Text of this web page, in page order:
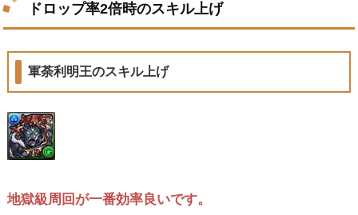
ドロップ率2倍時のスキル上げ
軍荼利明王のスキル上げ
地獄級周回が一番効率良いです。